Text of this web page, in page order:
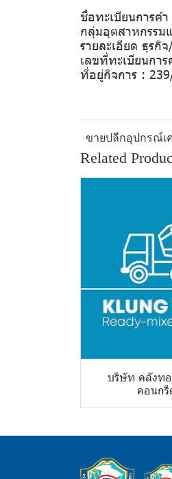
ชื่อทะเบียนการค้
กลุ่มอุตสาหกรรม
รายละเอียด ธุร
เลขที่ทะเบียนกา
ที่อยู่กิจการ :
ขายปลีกอุปกรณ์เ
Related
บริษัท คลังท
คอนก